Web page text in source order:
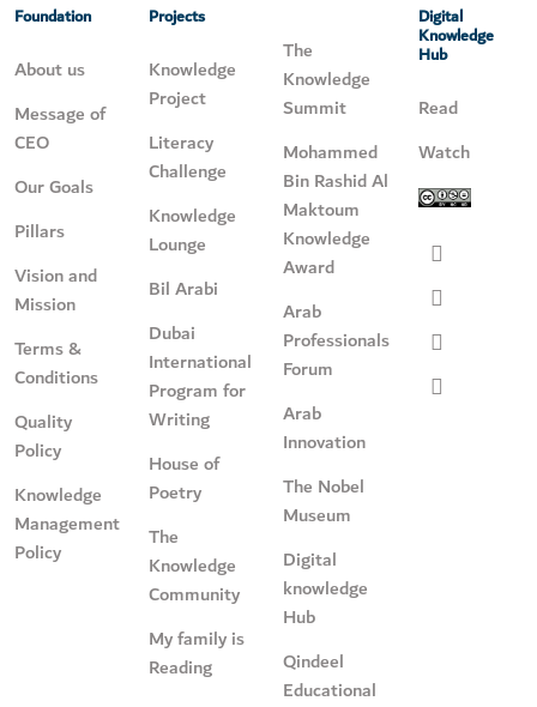
Foundation
About us
Message of
CEO
Our Goals
Pillars
Vision and
Mission
Terms &
Conditions
Quality
Policy
Knowledge
Management
Policy
Projects
Knowledge
Project
Literacy
Challenge
Knowledge
Lounge
Bil Arabi
Dubai
International
Program for
Writing
House of
Poetry
The
Knowledge
Community
My family is
Reading
The
Knowledge
Summit
Mohammed
Bin Rashid Al
Maktoum
Knowledge
Award
Arab
Professionals
Forum
Arab
Innovation
The Nobel
Museum
Digital
knowledge
Hub
Qindeel
Educational
Digital
Knowledge
Hub
Read
Watch